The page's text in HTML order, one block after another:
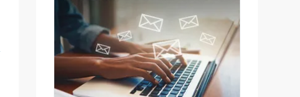
Newsletter